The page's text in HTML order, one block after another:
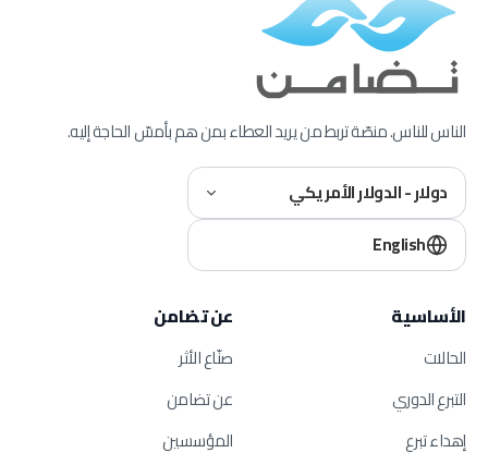
الناس للناس. منصّة تربط من يريد العطاء بمن هم بأمسّ الحاجة إليه.
دولار - الدولار الأمريكي
English
الأساسية
الحالات
التبرع الدوري
إهداء تبرع
عن تضامن
صنّاع الأثر
عن تضامن
المؤسسين